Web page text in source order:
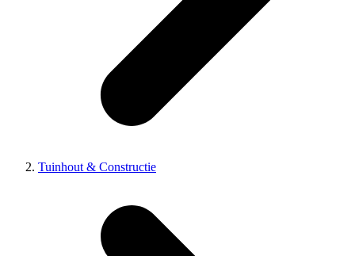
Tuinhout & Constructie